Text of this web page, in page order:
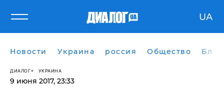
UA
Новости Украина россия Общество
ДИАЛОГ УКРАИНА
9 июня 2017, 23:33